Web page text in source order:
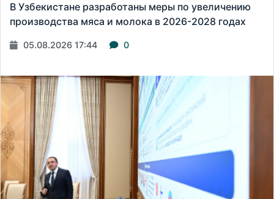
В Узбекистане разработаны меры по увеличению
производства мяса и молока в 2026-2028 годах
05.08.2026 17:44 0